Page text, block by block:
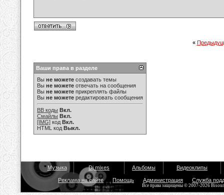
«
Ваши права в разделе
Вы не можете создавать темы
Вы не можете отвечать на сообщения
Вы не можете прикреплять файлы
Вы не можете редактировать сообщения
BB коды Вкл.
Смайлы Вкл.
[IMG] код Вкл.
HTML код Выкл.
Музыка Dj mixes Альбомы Видеоклипы
Реклама на сайте Помощь Администрация Служба
Все права защищены © 2007-2026